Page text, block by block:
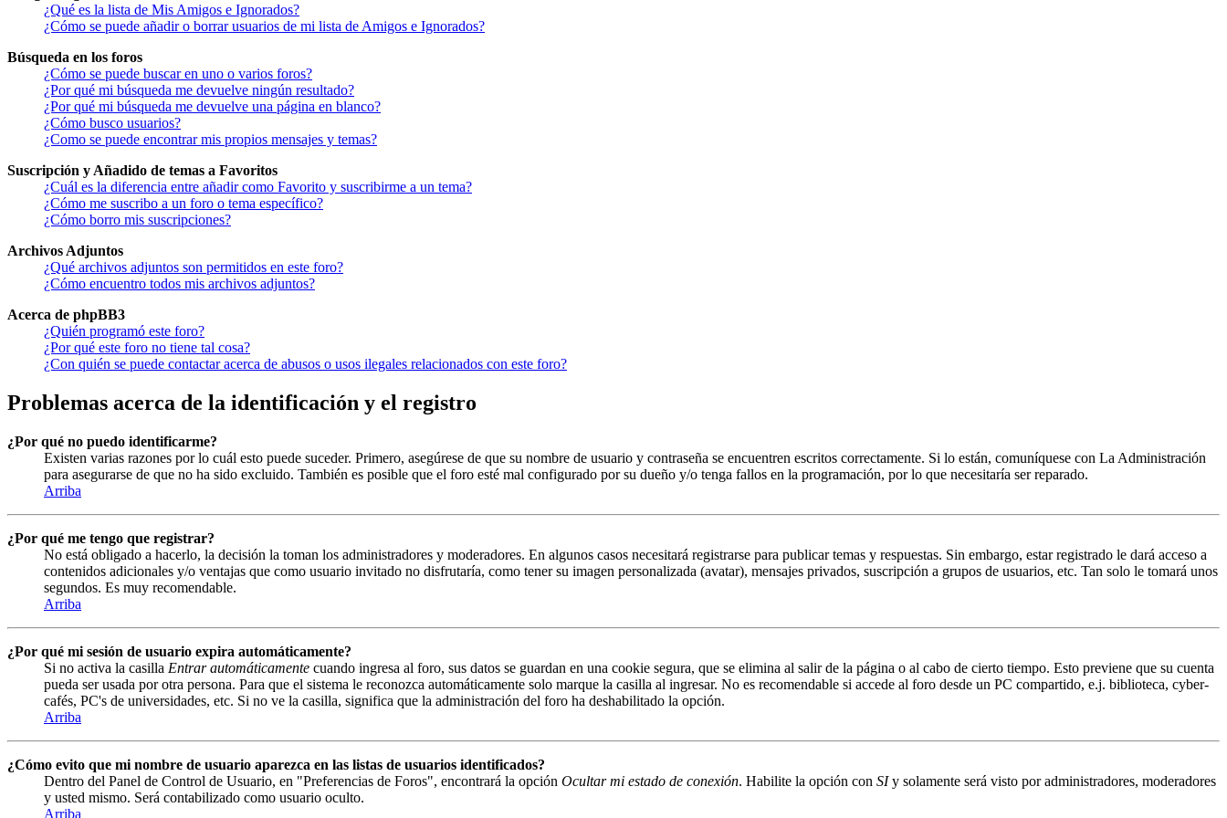
¿Qué es la lista de Mis Amigos e Ignorados?
¿Cómo se puede añadir o borrar usuarios de mi lista de Amigos e Ignorados?
Búsqueda en los foros
¿Cómo se puede buscar en uno o varios foros?
¿Por qué mi búsqueda me devuelve ningún resultado?
¿Por qué mi búsqueda me devuelve una página en blanco?
¿Cómo busco usuarios?
¿Como se puede encontrar mis propios mensajes y temas?
Suscripción y Añadido de temas a Favoritos
¿Cuál es la diferencia entre añadir como Favorito y suscribirme a un tema?
¿Cómo me suscribo a un foro o tema específico?
¿Cómo borro mis suscripciones?
Archivos Adjuntos
¿Qué archivos adjuntos son permitidos en este foro?
¿Cómo encuentro todos mis archivos adjuntos?
Acerca de phpBB3
¿Quién programó este foro?
¿Por qué este foro no tiene tal cosa?
¿Con quién se puede contactar acerca de abusos o usos ilegales relacionados con este foro?
Problemas acerca de la identificación y el registro
¿Por qué no puedo identificarme?
Existen varias razones por lo cuál esto puede suceder. Primero, asegúrese de que su nombre de usuario y contraseña se encuentren escritos correctamente. Si lo están, comuníquese con La Administración
para asegurarse de que no ha sido excluido. También es posible que el foro esté mal configurado por su dueño y/o tenga fallos en la programación, por lo que necesitaría ser reparado.
Arriba
¿Por qué me tengo que registrar?
No está obligado a hacerlo, la decisión la toman los administradores y moderadores. En algunos casos necesitará registrarse para publicar temas y respuestas. Sin embargo, estar registrado le dará acceso a
contenidos adicionales y/o ventajas que como usuario invitado no disfrutaría, como tener su imagen personalizada (avatar), mensajes privados, suscripción a grupos de usuarios, etc. Tan solo le tomará unos
segundos. Es muy recomendable.
Arriba
¿Por qué mi sesión de usuario expira automáticamente?
Si no activa la casilla Entrar automáticamente cuando ingresa al foro, sus datos se guardan en una cookie segura, que se elimina al salir de la página o al cabo de cierto tiempo. Esto previene que su cuenta
pueda ser usada por otra persona. Para que el sistema le reconozca automáticamente solo marque la casilla al ingresar. No es recomendable si accede al foro desde un PC compartido, e.j. biblioteca, cyber-
cafés, PC's de universidades, etc. Si no ve la casilla, significa que la administración del foro ha deshabilitado la opción.
Arriba
¿Cómo evito que mi nombre de usuario aparezca en las listas de usuarios identificados?
Dentro del Panel de Control de Usuario, en "Preferencias de Foros", encontrará la opción Ocultar mi estado de conexión. Habilite la opción con SIy solamente será visto por administradores, moderadores
y usted mismo. Será contabilizado como usuario oculto.
Arriba